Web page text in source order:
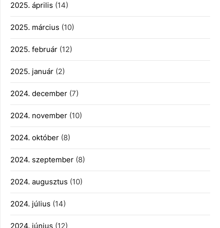
2025. április (14)
2025. március (10)
2025. február (12)
2025. január (2)
2024. december (7)
2024. november (10)
2024. október (8)
2024. szeptember (8)
2024. augusztus (10)
2024. július (14)
2024. június (12)